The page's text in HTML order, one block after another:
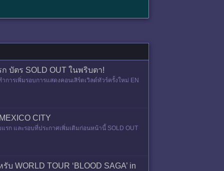
บัตร SOLD OUT ในพริบตา!
ารเพิ่มรอบการแสดงคอนเสิร์ตเวิลด์ทัวร์ครั้งใหม่ EN
CITY
แรก และรอบที่ประกาศเพิ่มเติมก่อนหน้านี้ SOLD OUT
WORLD TOUR ‘BLOOD SAGA’ in